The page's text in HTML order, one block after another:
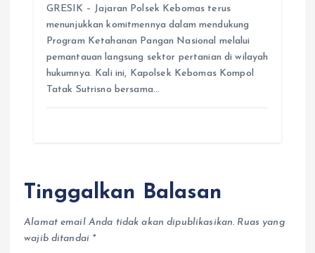
GRESIK – Jajaran Polsek Kebomas terus
menunjukkan komitmennya dalam mendukung
Program Ketahanan Pangan Nasional melalui
pemantauan langsung sektor pertanian di wilayah
hukumnya. Kali ini, Kapolsek Kebomas Kompol
Tatak Sutrisno bersama…
Tinggalkan Balasan
Alamat email Anda tidak akan dipublikasikan. Ruas yang
wajib ditandai *